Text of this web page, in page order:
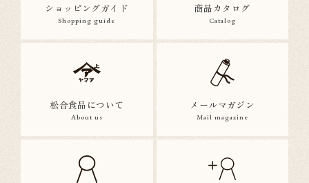
ショッピングガイド
Shopping guide
商品カタログ
Catalog
松合食品について
About us
メールマガジン
Mail magazine